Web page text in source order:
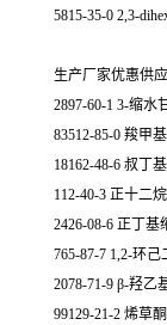
5815-35-0 2,3-
生产厂家优惠供
2897-60-1 3-缩水
83512-85-0 羧甲
18162-48-6 叔丁
112-40-3 正十二烷
2426-08-6 正丁基
765-87-7 1,2-环己
2078-71-9 β-羟乙
99129-21-2 烯草酮